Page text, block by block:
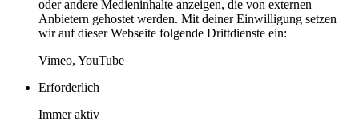
oder andere Medieninhalte anzeigen, die von externen
Anbietern gehostet werden. Mit deiner Einwilligung setzen
wir auf dieser Webseite folgende Drittdienste ein:
Vimeo, YouTube
Erforderlich
Immer aktiv